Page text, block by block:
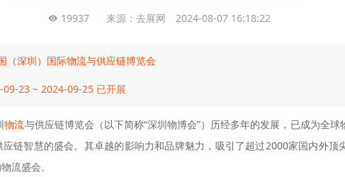
19937 来源：去展网 2024-08-07 16:18:22
（深圳）国际物流与供应链博览会
09-23 ~ 2024-09-25 已开展
物流与供应链博览会（以下简称“深圳物博会”）历经多年的发展，已成为全球
链智慧的盛会。其卓越的影响力和品牌魅力，吸引了超过2000家国内外顶
流盛会。